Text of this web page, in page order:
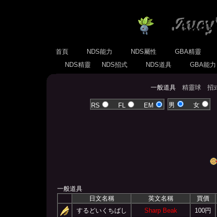
首頁 NDS能力 NDS屬性
GBA精靈
NDS精靈
NDS招式 NDS道具 GBA能
一般道具 精靈球 招
RS FL EM 男 女
一般道具
日文名稱
英文名稱
買價
するどいくちばし
Sharp Beak 100円